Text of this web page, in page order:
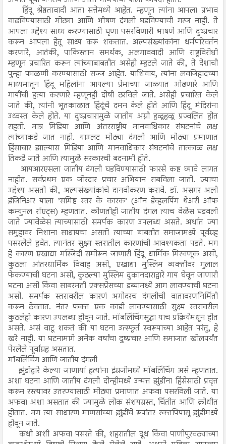
हिंदू श्रेष्ठतावादी आता सत्तेमध्ये आहेत. म्हणून त्यांना आपला प्रभाव
वाढविण्यासाठी मोठ्या आणि भीषण दंगली घडविण्याची गरज नाही. ते
आपला उद्देश्य साध्य करण्यासाठी घृणा पसरविणारी भाषणे आणि दुष्प्रचार
करून आपला हेतू साध्य करू शकतात. अल्पसंख्यांकांना धर्मपरिवर्तन
करणारे, आतंकी, पाकिस्तान समर्थक, अलगाववादी आणि राष्ट्रविरोधी
म्हणून प्रचारित करून त्यांच्याबाबतीत असेही म्हटले जाते की, ते देशाची
पुन्हा फाळणी करण्यासाठी सज्ज आहेत. याशिवाय, त्यांना लवजिहादच्या
माध्यमातून हिंदू महिलांना आपल्या प्रेमाच्या जाळ्यात ओढणारे आणि
गायींची हत्या करणारे म्हणूनही दोषी ठरविले जाते. असेही प्रचारित केले
जाते की, त्यांनी भूतकाळात हिंदूंचे दमन केले होते आणि हिंदू मंदिरांना
उध्वस्त केले होते. या दुष्प्रचारामुळे जातीय अग्नी हळूहळू प्रज्वलित होत
राहतो. मात्र मिडिया आणि अंतरराष्ट्रीय मानवाधिकार संघटनांचे लक्ष
त्यांच्याकडे जात नाही. याउलट मोठ्या दंगली आणि मोठ्या प्रमाणात
हिंसाचार झाल्यास मिडिया आणि मानवाधिकार संघटनांचे तात्काळ लक्ष
तिकडे जाते आणि त्यामुळे सरकारची बदनामी होते.
आयआरएसला जातीय दंगली घडविण्यासाठी फारसे कष्ट घ्यावे लागत
नाहीत. सर्वप्रथम एक जोरदार प्रचार अभियान राबविला जातो. ज्याचा
उद्देश्य असतो की, अल्पसंख्यांकांचे दानवीकरण करावे. डॉ. असगर अली
इंजिनिअर याला ’समिष्ट स्तर के कारक’ (ऑन डेव्हलपिंग थेअरी ऑफ
कम्युनल रॉएट्स) म्हणतात. कोणतीही जातीय दंगल त्याच वेळेस घडवली
जाते ज्यावेळेस त्याच्यासाठी समर्पक कारण उपलब्ध असते. अर्थात ज्या
समुहावर निशाना साधायचा असतो त्याच्या बाबतीत समाजामध्ये पूर्वग्रह
पसरलेले हवेत. त्यानंतर सुक्ष्म स्तरातील कारणांची आवश्यकता पडते. मग
हे कारण एखाद्या मस्जिदी समोरून जाणारी हिंदू धार्मिक मिरवणूक असो,
कुठला आंतरधार्मिक विवाह असो, एखाद्या मुस्लिम व्यक्तीवर गुलाल
फेकण्याची घटना असो, कुठल्या मुस्लिम दुकानदाराद्वारे गाय घेवून जाणारी
घटना असो किंवा साबरमती एक्सप्रेसच्या डब्यामध्ये आग लावण्याची घटना
असो. समर्पक स्तरावरील कारणं अगोदरच दंगलीची वातावरणनिर्मिती
करून ठेवतात. नंतर फक्त एक काडी लावण्यासाठी सुक्ष्म स्तरावरील
कुठलेही कारण उपलब्ध होवून जाते. मॉबलिंचिंगसुद्धा याच प्रक्रियेमधून होत
असते. असं वाटू शकतं की या घटना उत्स्फूर्त स्वरूपाच्या आहेत परंतु, हे
खरे नाही. या घटनामागे अनेक वर्षांचा दुष्प्रचार आणि समाजात खोलपर्यंत
पेरलेले पूर्वाग्रह असतात.
मॉबलिंचिंग आणि जातीय दंगली
झुंडीद्वारे केल्या जाणार्या हत्यांना इंग्रजीमध्ये मॉबलिंचिंग असे म्हणतात.
अशा घटना आणि जातीय दंगली दोन्हीमध्ये उन्मत्त झुंडींना हिंसेसाठी प्रवृत्त
करून रस्त्यावर उतरण्यासाठी मोठ्या प्रमाणात अफवा पसरविली जाते. या
अफवा अशा असतात की ज्यामुळे लोक संशयग्रस्त, चिंतीत आणि क्रोधीत
होतात. मग त्या साधारण माणसांच्या झुंडींचे रूपांतर रक्तपिपासू झुंडीमध्ये
होवून जाते.
कधी अशी अफवा पसरते की, शहरातील दूध किंवा पाणीपुरवठ्याच्या